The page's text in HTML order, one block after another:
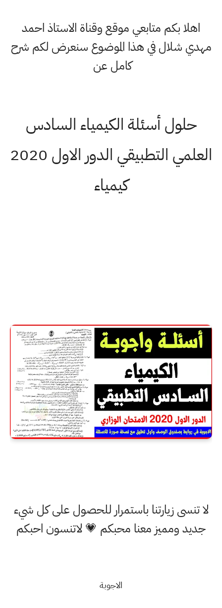
اهلا بكم متابعي موقع وقناة الاستاذ احمد
مهدي شلال في هذا الموضوع سنعرض لكم شرح
كامل عن
حلول أسئلة الكيمياء السادس
العلمي التطبيقي الدور الاول 2020
كيمياء
لا تنسى زيارتنا باستمرار للحصول على كل شيء
جديد ومميز معنا محبكم 💗 لاتنسون احبكم
الاجوبة